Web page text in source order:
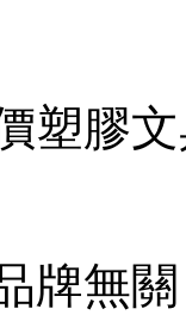
塑膠
牌無